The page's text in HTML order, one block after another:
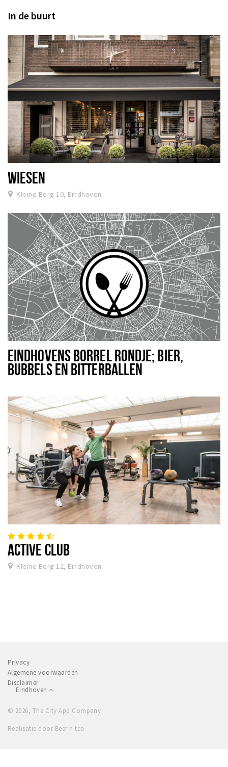
In de buurt
WIESEN
Kleine Berg 10, Eindhoven
EINDHOVENS BORREL RONDJE; BIER,
BUBBELS EN BITTERBALLEN
ACTIVE CLUB
Kleine Berg 12, Eindhoven
Privacy
Algemene voorwaarden
Disclaimer
Eindhoven
© 2026, The City App Company
Realisatie door Beer n tea